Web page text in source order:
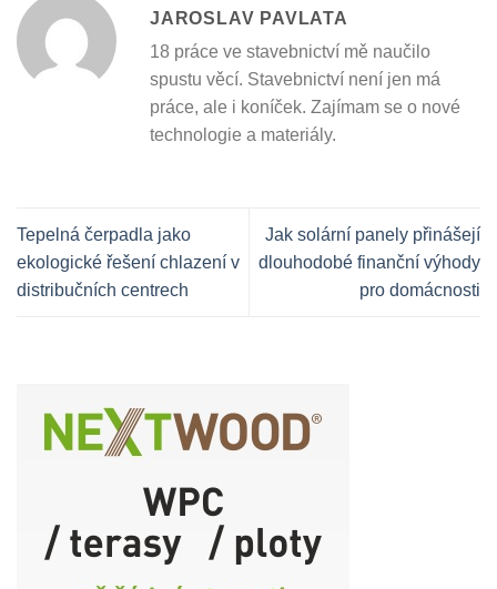
JAROSLAV PAVLATA
18 práce ve stavebnictví mě naučilo
spustu věcí. Stavebnictví není jen má
práce, ale i koníček. Zajímam se o nové
technologie a materiály.
Tepelná čerpadla jako
ekologické řešení chlazení v
distribučních centrech
Jak solární panely přinášejí
dlouhodobé finanční výhody
pro domácnosti